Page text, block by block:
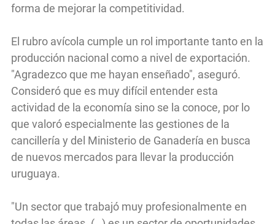
forma de mejorar la competitividad.
El rubro avícola cumple un rol importante tanto en la
producción nacional como a nivel de exportación.
"Agradezco que me hayan enseñado", aseguró.
Consideró que es muy difícil entender esta
actividad de la economía sino se la conoce, por lo
que valoró especialmente las gestiones de la
cancillería y del Ministerio de Ganadería en busca
de nuevos mercados para llevar la producción
uruguaya.
"Un sector que trabajó muy profesionalmente en